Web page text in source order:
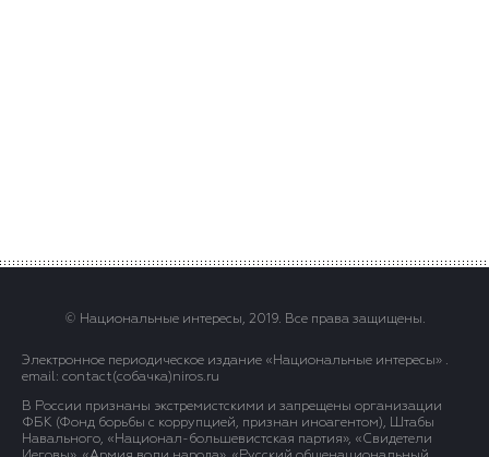
© Национальные интересы, 2019. Все права защищены.
Электронное периодическое издание «Национальные интересы» .
email: contact(сoбaчка)niros.ru
В России признаны экстремистскими и запрещены организации
ФБК (Фонд борьбы с коррупцией, признан иноагентом), Штабы
Навального, «Национал-большевистская партия», «Свидетели